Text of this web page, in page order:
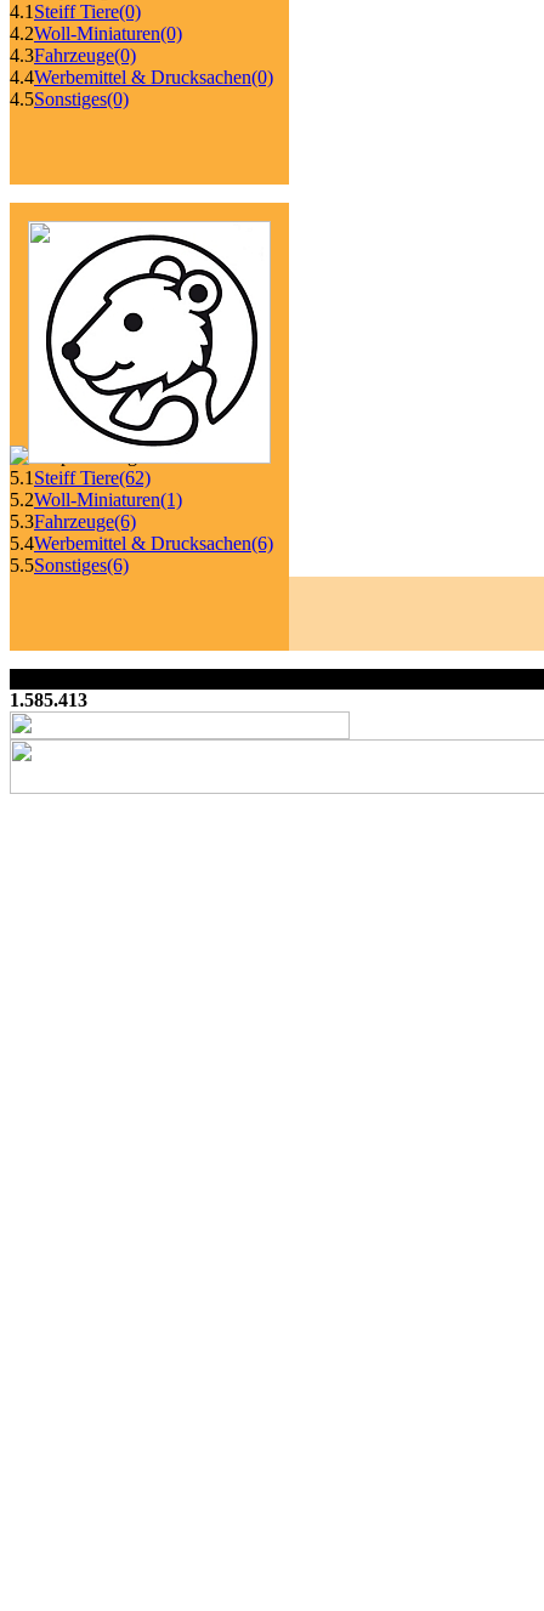
4.1 Steiff Tiere(0)
4.2Woll-Miniaturen(0)
4.3Fahrzeuge(0)
4.4Werbemittel & Drucksachen(0)
4.5Sonstiges(0)
5.1 Steiff Tiere(62)
5.2Woll-Miniaturen(1)
5.3Fahrzeuge(6)
5.4Werbemittel & Drucksachen(6)
5.5Sonstiges(6)
1.585.413